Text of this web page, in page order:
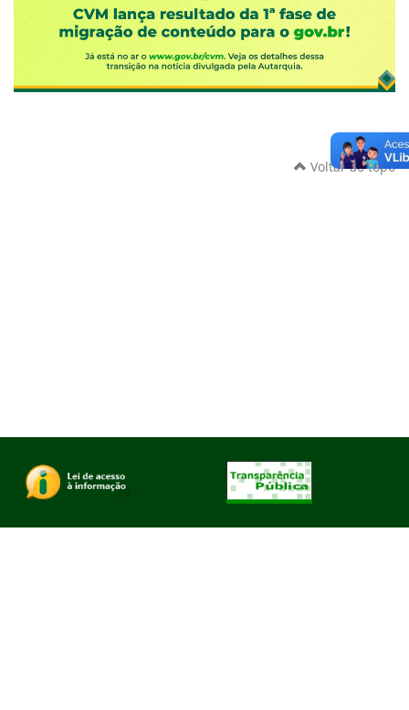
Voltar ao topo